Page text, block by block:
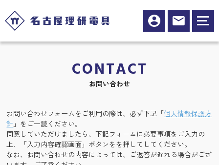
CONTACT
お問い合わせ
お問い合わせフォームをご利用の際は、必ず下記「個人情報保護方
針 」をご一読ください。
同意していただけましたら、下記フォームに必要事項をご入力の
上、「入力内容確認画面」ボタンをを押してしてください。
なお、お問い合わせの内容によっては、ご返答が遅れる場合がござ